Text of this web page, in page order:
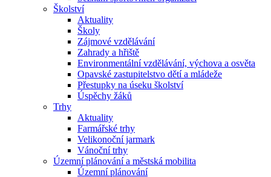
Školství
Aktuality
Školy
Zájmové vzdělávání
Zahrady a hřiště
Environmentální vzdělávání, výchova a osvěta
Opavské zastupitelstvo dětí a mládeže
Přestupky na úseku školství
Úspěchy žáků
Trhy
Aktuality
Farmářské trhy
Velikonoční jarmark
Vánoční trhy
Územní plánování a městská mobilita
Územní plánování